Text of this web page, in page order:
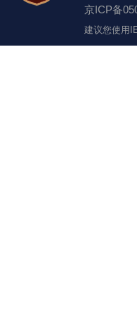
京ICP备
建议您使用